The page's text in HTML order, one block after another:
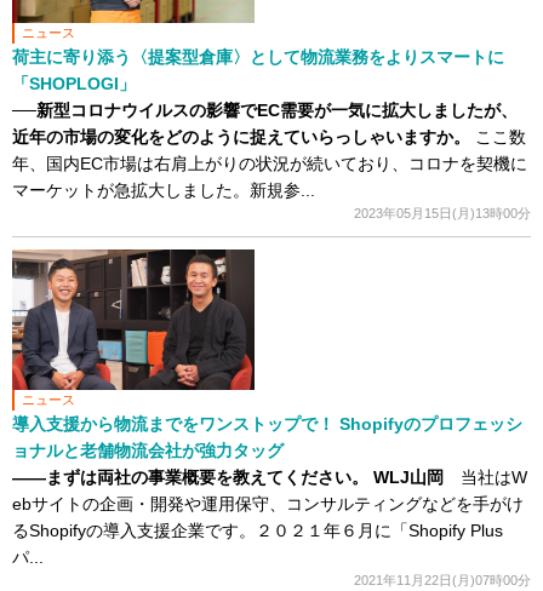
ニュース
荷主に寄り添う〈提案型倉庫〉として物流業務をよりスマートに
「SHOPLOGI」
──新型コロナウイルスの影響でEC需要が一気に拡大しましたが、
近年の市場の変化をどのように捉えていらっしゃいますか。
ここ数
年、国内EC市場は右肩上がりの状況が続いており、コロナを契機に
マーケットが急拡大しました。新規参...
2023年05月15日(月)13時00分
ニュース
導入支援から物流までをワンストップで！ Shopifyのプロフェッシ
ョナルと老舗物流会社が強力タッグ
――まずは両社の事業概要を教えてください。
WLJ山岡
当社はW
ebサイトの企画・開発や運用保守、コンサルティングなどを手がけ
るShopifyの導入支援企業です。２０２１年６月に「Shopify Plus
パ...
2021年11月22日(月)07時00分